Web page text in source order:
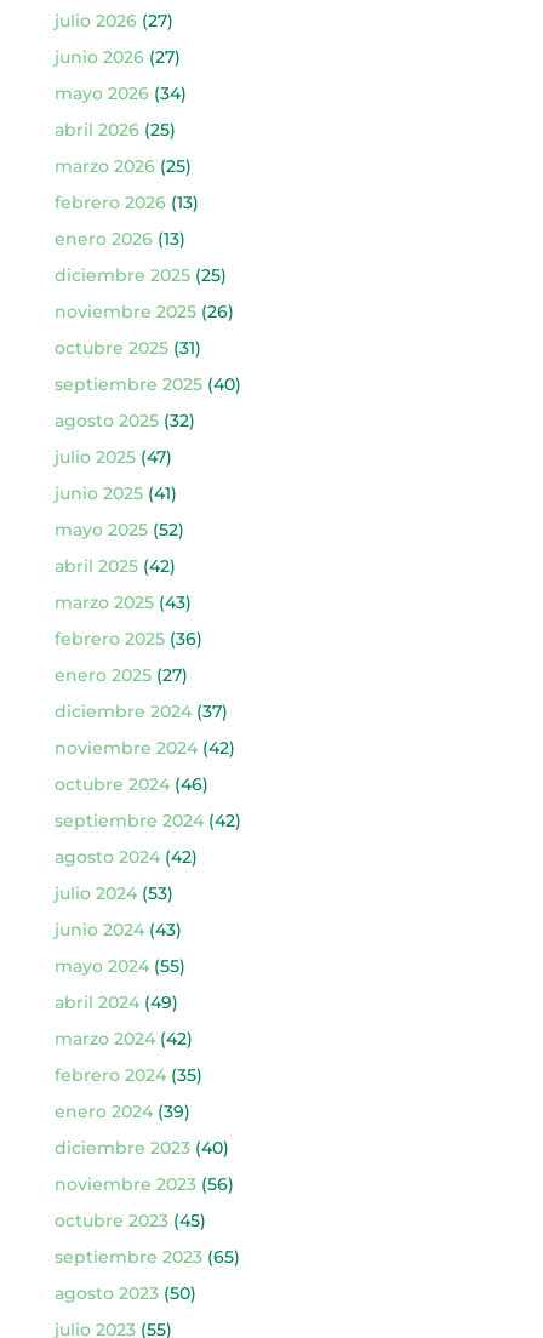
julio 2026(27)
junio 2026(27)
mayo 2026(34)
abril 2026(25)
marzo 2026(25)
febrero 2026(13)
enero 2026(13)
diciembre 2025(25)
noviembre 2025(26)
octubre 2025(31)
septiembre 2025(40)
agosto 2025(32)
julio 2025(47)
junio 2025(41)
mayo 2025(52)
abril 2025(42)
marzo 2025(43)
febrero 2025(36)
enero 2025(27)
diciembre 2024(37)
noviembre 2024(42)
octubre 2024(46)
septiembre 2024(42)
agosto 2024(42)
julio 2024(53)
junio 2024(43)
mayo 2024(55)
abril 2024(49)
marzo 2024(42)
febrero 2024(35)
enero 2024(39)
diciembre 2023(40)
noviembre 2023(56)
octubre 2023(45)
septiembre 2023(65)
agosto 2023(50)
julio 2023(55)